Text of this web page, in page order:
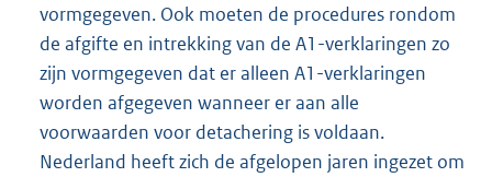
vormgegeven. Ook moeten de procedures rondom
de afgifte en intrekking van de A1-verklaringen zo
zijn vormgegeven dat er alleen A1-verklaringen
worden afgegeven wanneer er aan alle
voorwaarden voor detachering is voldaan.
Nederland heeft zich de afgelopen jaren ingezet om